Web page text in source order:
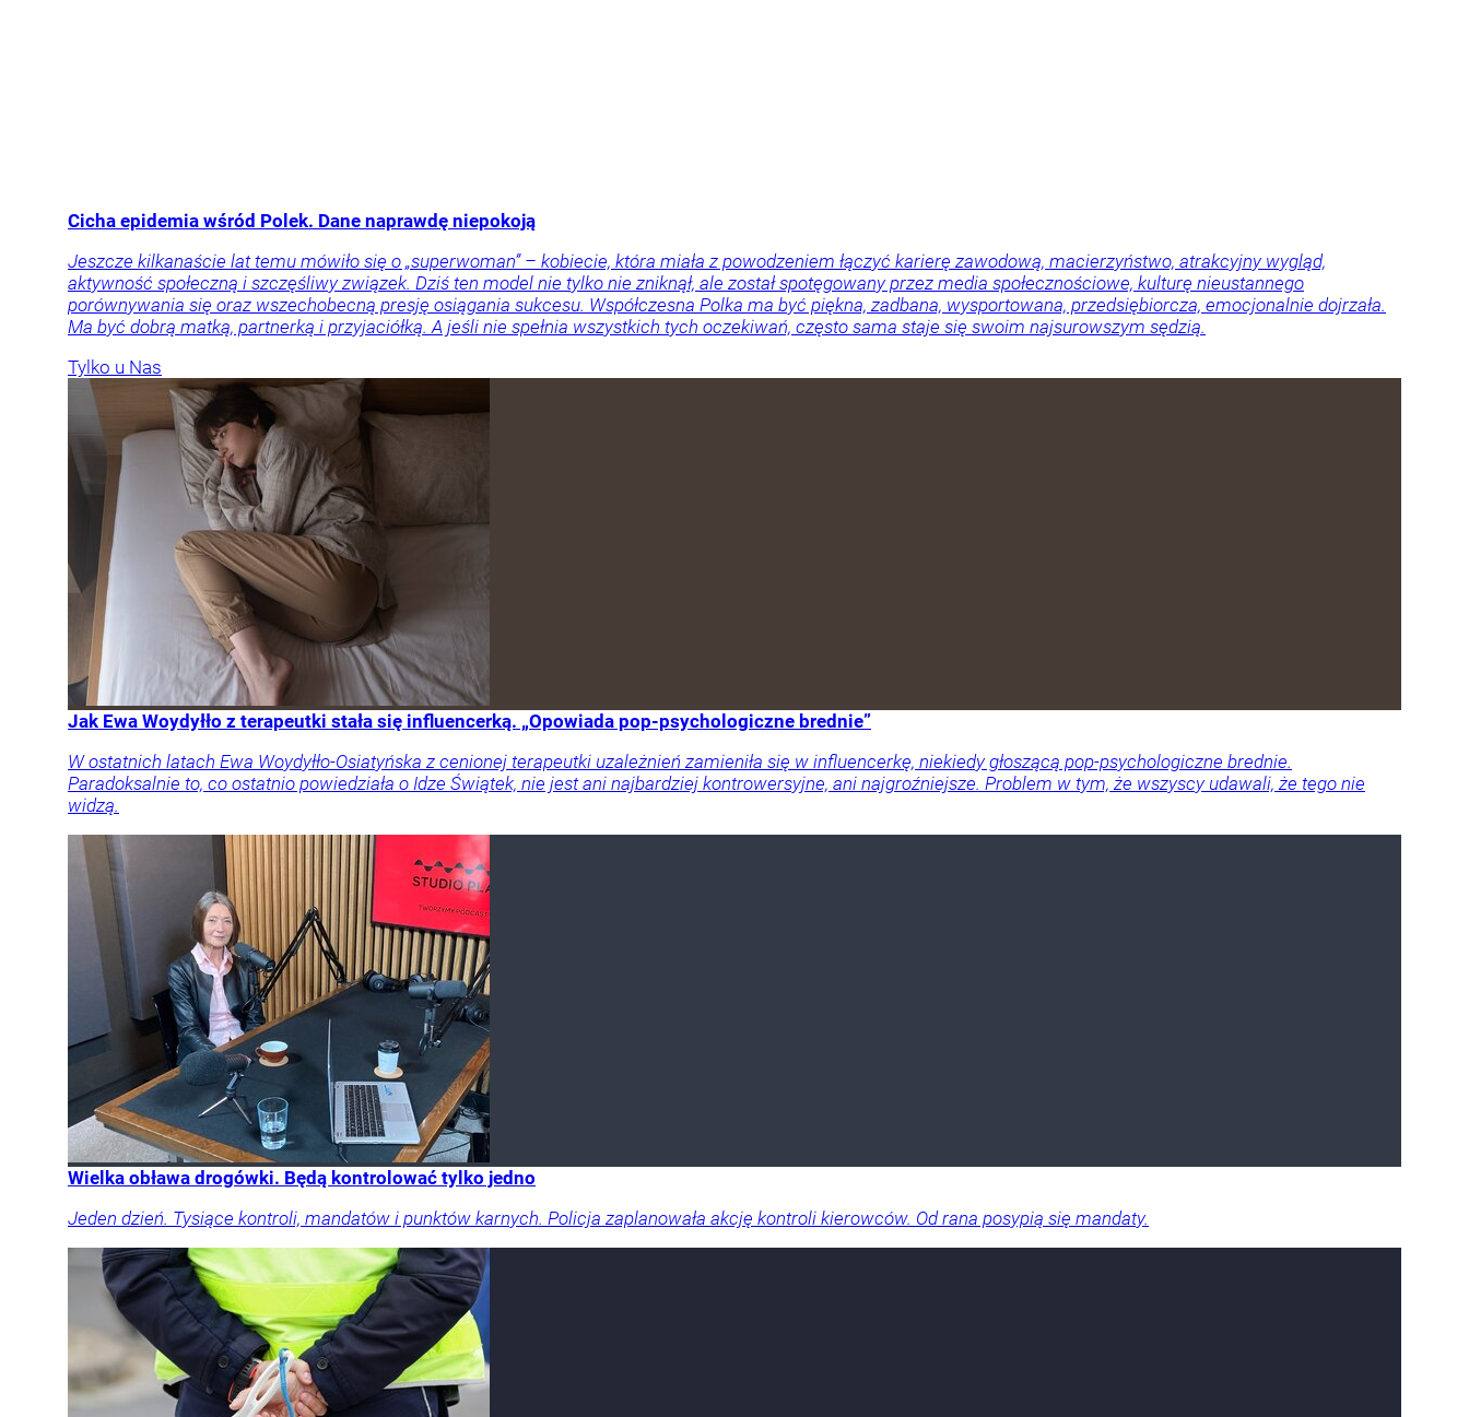
Cicha epidemia wśród Polek. Dane naprawdę niepokoją
Jeszcze kilkanaście lat temu mówiło się o „superwoman” – kobiecie, która miała z powodzeniem łączyć karierę zawodową, macierzyństwo, atrakcyjny wygląd,
aktywność społeczną i szczęśliwy związek. Dziś ten model nie tylko nie zniknął, ale został spotęgowany przez media społecznościowe, kulturę nieustannego
porównywania się oraz wszechobecną presję osiągania sukcesu. Współczesna Polka ma być piękna, zadbana, wysportowana, przedsiębiorcza, emocjonalnie dojrzała.
Ma być dobrą matką, partnerką i przyjaciółką. A jeśli nie spełnia wszystkich tych oczekiwań, często sama staje się swoim najsurowszym sędzią.
Tylko u Nas
Jak Ewa Woydyłło z terapeutki stała się influencerką. „Opowiada pop-psychologiczne brednie”
W ostatnich latach Ewa Woydyłło-Osiatyńska z cenionej terapeutki uzależnień zamieniła się w influencerkę, niekiedy głoszącą pop-psychologiczne brednie.
Paradoksalnie to, co ostatnio powiedziała o Idze Świątek, nie jest ani najbardziej kontrowersyjne, ani najgroźniejsze. Problem w tym, że wszyscy udawali, że tego nie
widzą.
Wielka obława drogówki. Będą kontrolować tylko jedno
Jeden dzień. Tysiące kontroli, mandatów i punktów karnych. Policja zaplanowała akcję kontroli kierowców. Od rana posypią się mandaty.